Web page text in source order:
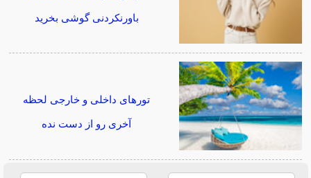
باورنکردنی گوشی بخرید
تورهای داخلی و خارجی لحظه
آخری رو از دست نده